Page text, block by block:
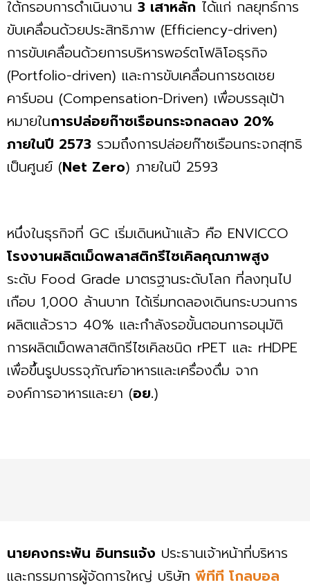
ใต้กรอบการดำเนินงาน 3 เสาหลัก ได้แก่ กลยุทธ์การ
ขับเคลื่อนด้วยประสิทธิภาพ (Efficiency-driven)
การขับเคลื่อนด้วยการบริหารพอร์ตโฟลิโอธุรกิจ
(Portfolio-driven) และการขับเคลื่อนการชดเชย
คาร์บอน (Compensation-Driven) เพื่อบรรลุเป้า
หมายในการปล่อยก๊าซเรือนกระจกลดลง 20%
ภายในปี 2573 รวมถึงการปล่อยก๊าซเรือนกระจกสุทธิ
เป็นศูนย์ (Net Zero) ภายในปี 2593
หนึ่งในธุรกิจที่ GC เริ่มเดินหน้าแล้ว คือ ENVICCO
โรงงานผลิตเม็ดพลาสติกรีไซเคิลคุณภาพสูง
ระดับ Food Grade มาตรฐานระดับโลก ที่ลงทุนไป
เกือบ 1,000 ล้านบาท ได้เริ่มทดลองเดินกระบวนการ
ผลิตแล้วราว 40% และกำลังรอขั้นตอนการอนุมัติ
การผลิตเม็ดพลาสติกรีไซเคิลชนิด rPET และ rHDPE
เพื่อขึ้นรูปบรรจุภัณฑ์อาหารและเครื่องดื่ม จาก
องค์การอาหารและยา (อย.)
นายคงกระพัน อินทรแจ้ง ประธานเจ้าหน้าที่บริหาร
และกรรมการผู้จัดการใหญ่ บริษัท พีทีที โกลบอล